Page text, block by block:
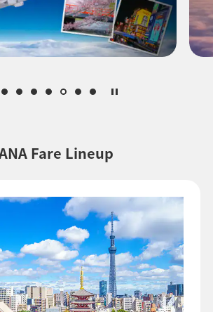
關於推廣代碼
票價
供應情況可能並非最新。請使用[搜尋]按鈕查看最
出機票時重新計算，並可能有所變更。
Fare Lineup